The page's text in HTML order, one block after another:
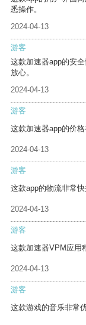
悉操作。
2024-04-13
游客
这款加速器app的安
放心。
2024-04-13
游客
这款加速器app的价
2024-04-13
游客
这款app的物流非常
2024-04-13
游客
这款加速器VPM应用
2024-04-13
游客
这款游戏的音乐非常